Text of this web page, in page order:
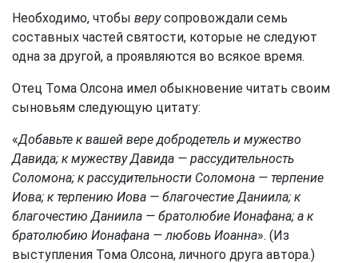
Необходимо, чтобы верусопровождали семь
составных частей святости, которые не следуют
одна за другой, а проявляются во всякое время.
Отец Тома Олсона имел обыкновение читать своим
сыновьям следующую цитату:
«Добавьте к вашей вере добродетель и мужество
Давида; к мужеству Давида — рассудительность
Соломона; к рассудительности Соломона — терпение
Иова; к терпению Иова — благочестие Даниила; к
благочестию Даниила — братолюбие Ионафана; а к
братолюбию Ионафана — любовь Иоанна». (Из
выступления Тома Олсона, личного друга автора.)